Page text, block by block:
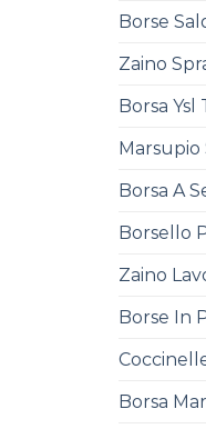
Borse
Zaino
Borsa Ysl
Borsa A
Borsello
Zaino
Borse In
Borsa